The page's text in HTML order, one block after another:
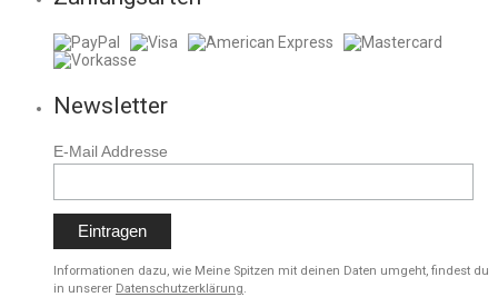
Newsletter
E-Mail Addresse
Informationen dazu, wie Meine Spitzen mit deinen Daten umgeht, findest du
in unserer Datenschutzerklärung.